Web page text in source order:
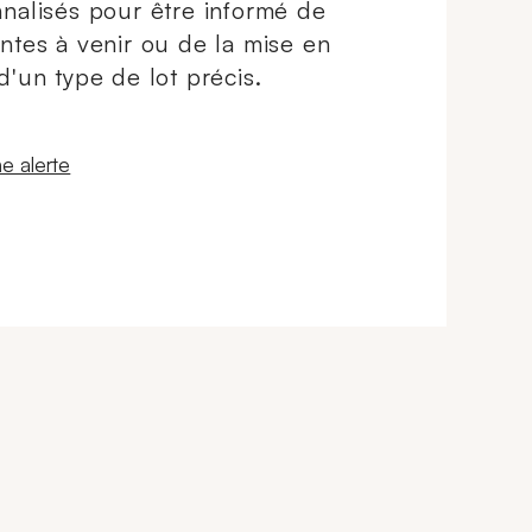
pour être informé de
à venir ou de la mise en
type de lot précis.
fenêtre
alerte